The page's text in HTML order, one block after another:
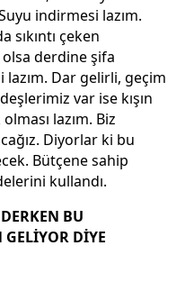
indirmesi lazım.
çeken
derdine şifa
Dar gelirli, geçim
var ise kışın
lazım. Biz
Diyorlar ki bu
Bütçene sahip
kullandı.
BU
DİYE